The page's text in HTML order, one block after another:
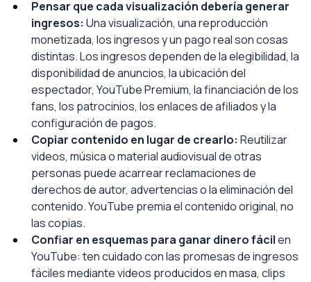
Pensar que cada visualización debería generar
ingresos: Una visualización, una reproducción
monetizada, los ingresos y un pago real son cosas
distintas. Los ingresos dependen de la elegibilidad, la
disponibilidad de anuncios, la ubicación del
espectador, YouTube Premium, la financiación de los
fans, los patrocinios, los enlaces de afiliados y la
configuración de pagos.
Copiar contenido en lugar de crearlo: Reutilizar
videos, música o material audiovisual de otras
personas puede acarrear reclamaciones de
derechos de autor, advertencias o la eliminación del
contenido. YouTube premia el contenido original, no
las copias.
Confiar en esquemas para ganar dinero fácilen
YouTube: ten cuidado con las promesas de ingresos
fáciles mediante videos producidos en masa, clips